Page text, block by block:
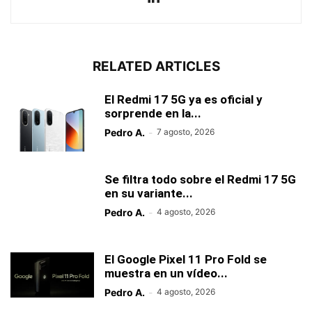
RELATED ARTICLES
El Redmi 17 5G ya es oficial y
sorprende en la...
Pedro A. - 7 agosto, 2026
Se filtra todo sobre el Redmi 17 5G
en su variante...
Pedro A. - 4 agosto, 2026
El Google Pixel 11 Pro Fold se
muestra en un vídeo...
Pedro A. - 4 agosto, 2026